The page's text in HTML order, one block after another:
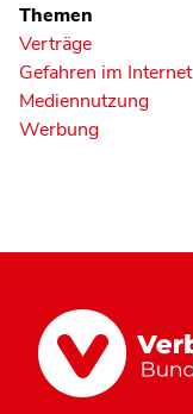
Themen
Verträge
Gefahren im Internet
Mediennutzung
Werbung